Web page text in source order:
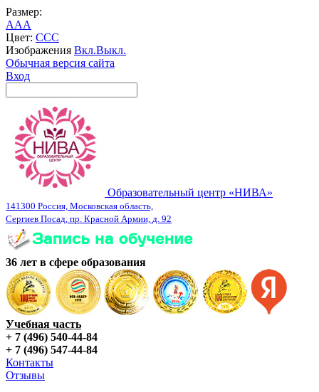
Размер:
AAA
Цвет: CCC
Изображения Вкл.Выкл.
Обычная версия сайта
Вход
Образовательный центр «НИВА»
141300 Россия, Московская область,
Сергиев Посад, пр. Красной Армии, д. 92
36 лет в сфере образования
Учебная часть
+ 7 (496) 540-44-84
+ 7 (496) 547-44-84
Контакты
Отзывы